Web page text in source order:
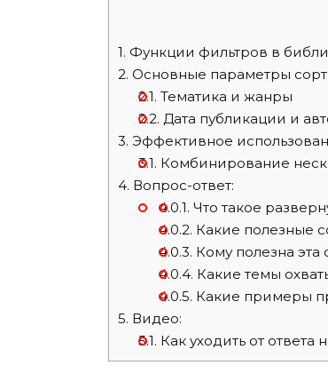
1. Функции фильтров в
2. Основные параметры
2.1. Тематика и жанры
2.2. Дата публикации и
3. Эффективное
3.1. Комбинирование
4. Вопрос-ответ:
4.0.1. Что такое
4.0.2. Какие полезные
4.0.3. Кому полезна эта
4.0.4. Какие темы
4.0.5. Какие примеры
5. Видео:
5.1. Как уходить от